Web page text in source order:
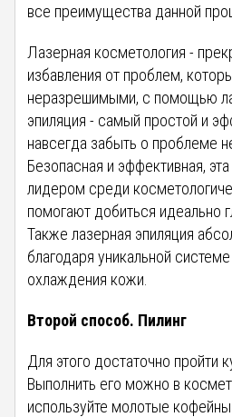
все преимущества данной
Лазерная косметология -
избавления от проблем,
неразрешимыми, с помощью
эпиляция - самый простой и
навсегда забыть о проблеме
Безопасная и эффективная,
лидером среди
помогают добиться идеально
Также лазерная эпиляция
благодаря уникальной
охлаждения кожи.
Второй способ. Пилинг
Для этого достаточно пройти
Выполнить его можно в
используйте молотые